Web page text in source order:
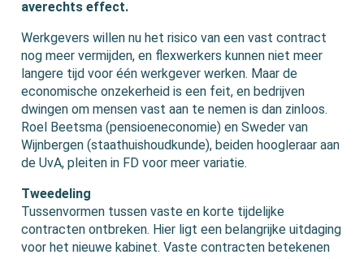
averechts effect.
Werkgevers willen nu het risico van een vast contract
nog meer vermijden, en flexwerkers kunnen niet meer
langere tijd voor één werkgever werken. Maar de
economische onzekerheid is een feit, en bedrijven
dwingen om mensen vast aan te nemen is dan zinloos.
Roel Beetsma (pensioeneconomie) en Sweder van
Wijnbergen (staathuishoudkunde), beiden hoogleraar aan
de UvA, pleiten in FD voor meer variatie.
Tweedeling
Tussenvormen tussen vaste en korte tijdelijke
contracten ontbreken. Hier ligt een belangrijke uitdaging
voor het nieuwe kabinet. Vaste contracten betekenen